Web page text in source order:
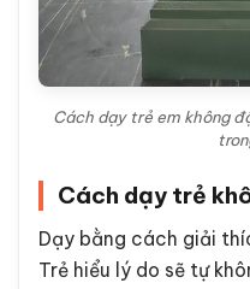
Cách dạy trẻ em không
Cách dạy trẻ
Dạy bằng cách giải
Trẻ hiểu lý do sẽ tự